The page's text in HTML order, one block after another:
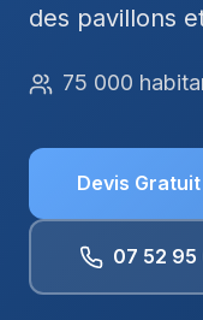
des pavillons
75 000
Devis Gratuit
07 52 95